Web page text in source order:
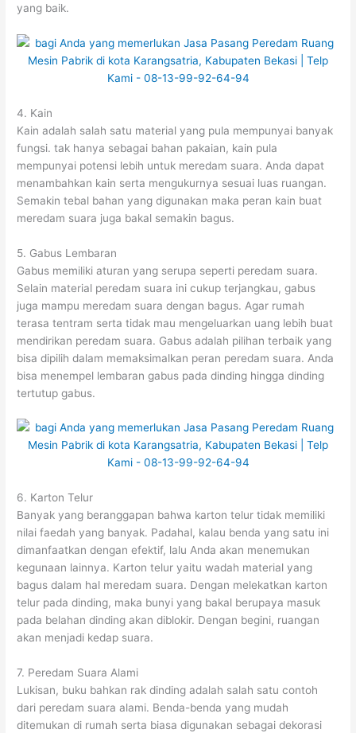
yang baik.
4. Kain
Kain adalah salah satu material yang pula mempunyai banyak
fungsi. tak hanya sebagai bahan pakaian, kain pula
mempunyai potensi lebih untuk meredam suara. Anda dapat
menambahkan kain serta mengukurnya sesuai luas ruangan.
Semakin tebal bahan yang digunakan maka peran kain buat
meredam suara juga bakal semakin bagus.
5. Gabus Lembaran
Gabus memiliki aturan yang serupa seperti peredam suara.
Selain material peredam suara ini cukup terjangkau, gabus
juga mampu meredam suara dengan bagus. Agar rumah
terasa tentram serta tidak mau mengeluarkan uang lebih buat
mendirikan peredam suara. Gabus adalah pilihan terbaik yang
bisa dipilih dalam memaksimalkan peran peredam suara. Anda
bisa menempel lembaran gabus pada dinding hingga dinding
tertutup gabus.
6. Karton Telur
Banyak yang beranggapan bahwa karton telur tidak memiliki
nilai faedah yang banyak. Padahal, kalau benda yang satu ini
dimanfaatkan dengan efektif, lalu Anda akan menemukan
kegunaan lainnya. Karton telur yaitu wadah material yang
bagus dalam hal meredam suara. Dengan melekatkan karton
telur pada dinding, maka bunyi yang bakal berupaya masuk
pada belahan dinding akan diblokir. Dengan begini, ruangan
akan menjadi kedap suara.
7. Peredam Suara Alami
Lukisan, buku bahkan rak dinding adalah salah satu contoh
dari peredam suara alami. Benda-benda yang mudah
ditemukan di rumah serta biasa digunakan sebagai dekorasi